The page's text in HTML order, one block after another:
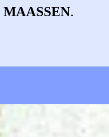
MAASSEN.